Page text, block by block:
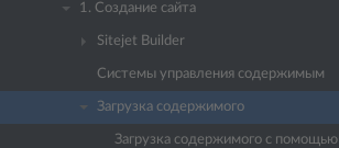
1. Создание сайта
Sitejet Builder
Системы управления содержимым
Загрузка содержимого
Загрузка содержимого с помощью